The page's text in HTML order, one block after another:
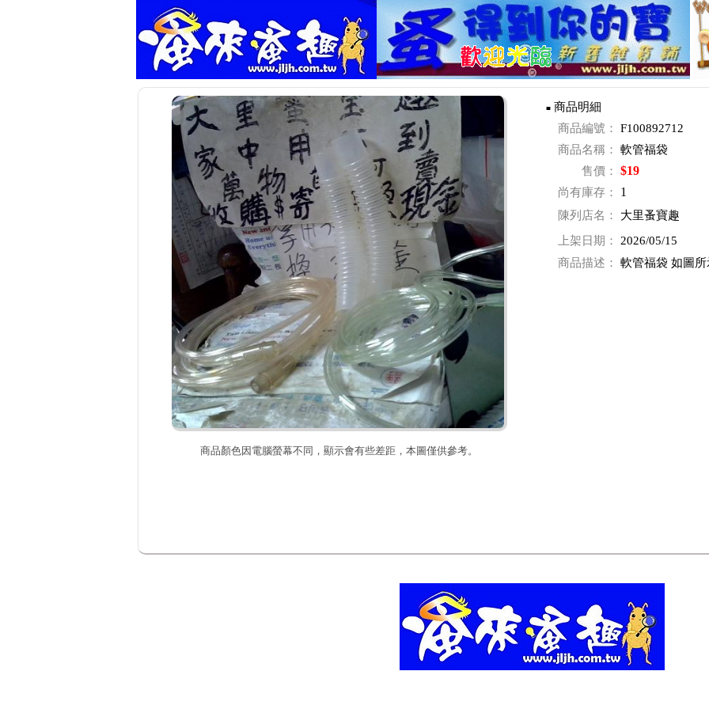
商品顏色因電腦螢幕不同，顯示會有些差距，本圖僅供參考。
■商品明細
商品編號：
F100892712
商品名稱：
軟管福袋
售價：
$19
尚有庫存： 1
陳列店名：
大里蚤寶趣
上架日期：
2026/05/15
商品描述：
軟管福袋 如圖所